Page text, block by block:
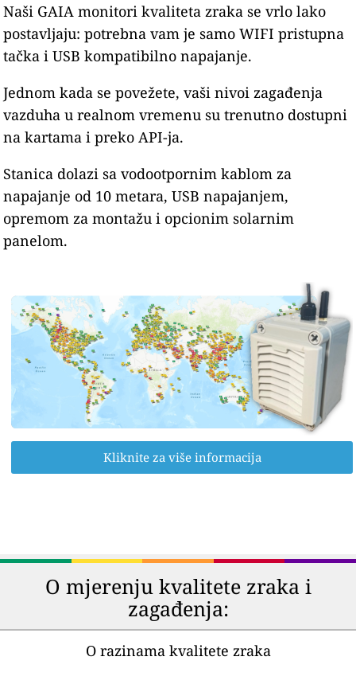
Naši GAIA monitori kvaliteta zraka se vrlo lako
postavljaju: potrebna vam je samo WIFI pristupna
tačka i USB kompatibilno napajanje.
Jednom kada se povežete, vaši nivoi zagađenja
vazduha u realnom vremenu su trenutno dostupni
na kartama i preko API-ja.
Stanica dolazi sa vodootpornim kablom za
napajanje od 10 metara, USB napajanjem,
opremom za montažu i opcionim solarnim
panelom.
Kliknite za više informacija
O mjerenju kvalitete zraka i
zagađenja:
O razinama kvalitete zraka